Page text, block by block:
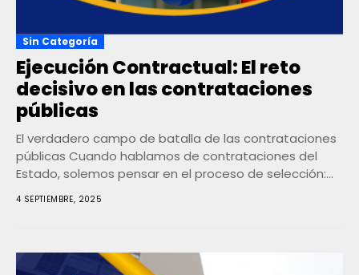
Sin Categoría
Ejecución Contractual: El reto
decisivo en las contrataciones
públicas
El verdadero campo de batalla de las contrataciones
públicas Cuando hablamos de contrataciones del
Estado, solemos pensar en el proceso de selección:
4 SEPTIEMBRE, 2025